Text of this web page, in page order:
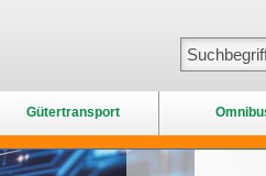
Gütertransport